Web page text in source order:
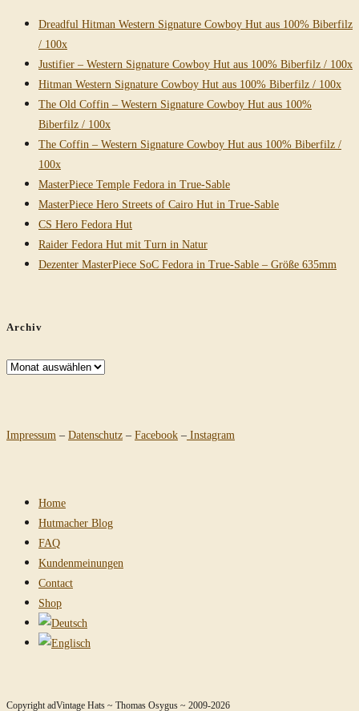
Dreadful Hitman Western Signature Cowboy Hut aus 100% Biberfilz
/ 100x
Justifier – Western Signature Cowboy Hut aus 100% Biberfilz / 100x
Hitman Western Signature Cowboy Hut aus 100% Biberfilz / 100x
The Old Coffin – Western Signature Cowboy Hut aus 100%
Biberfilz / 100x
The Coffin – Western Signature Cowboy Hut aus 100% Biberfilz /
100x
MasterPiece Temple Fedora in True-Sable
MasterPiece Hero Streets of Cairo Hut in True-Sable
CS Hero Fedora Hut
Raider Fedora Hut mit Turn in Natur
Dezenter MasterPiece SoC Fedora in True-Sable – Größe 635mm
Archiv
Archiv
Impressum – Datenschutz – Facebook – Instagram
Home
Hutmacher Blog
FAQ
Kundenmeinungen
Contact
Shop
Copyright adVintage Hats ~ Thomas Osygus ~ 2009-2026